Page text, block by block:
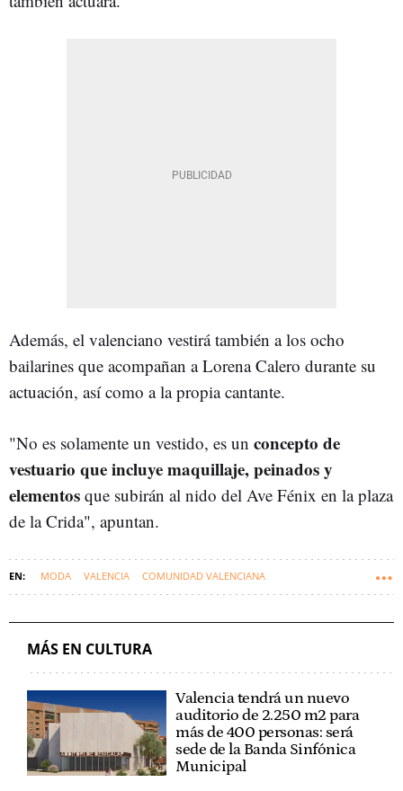
Además, el valenciano vestirá también a los ocho
bailarines que acompañan a Lorena Calero durante su
actuación, así como a la propia cantante.
"No es solamente un vestido, es un concepto de
vestuario que incluye maquillaje, peinados y
elementos que subirán al nido del Ave Fénix en la plaza
de la Crida", apuntan.
MODA VALENCIA COMUNIDAD VALENCIANA
MÁS EN CULTURA
Valencia tendrá un nuevo
auditorio de 2.250 m2 para
más de 400 personas: será
sede de la Banda Sinfónica
Municipal